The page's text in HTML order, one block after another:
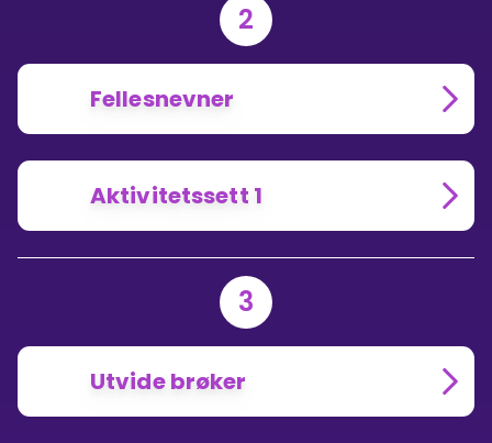
2
Fellesnevner
Aktivitetssett 1
3
Utvide brøker